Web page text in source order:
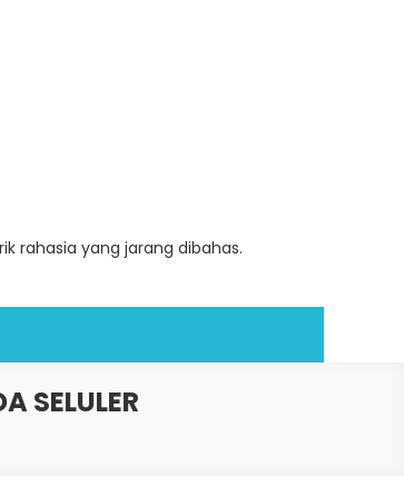
rahasia yang jarang dibahas.
SELULER